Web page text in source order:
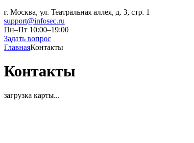
г. Москва, ул. Театральная аллея, д. 3, стр. 1
support@infosec.ru
Пн–Пт 10:00–19:00
Задать вопрос
ГлавнаяКонтакты
Контакты
загрузка карты...